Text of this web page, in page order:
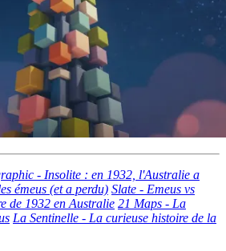
- Insolite : en 1932, l'Australie a
émeus (et a perdu) Slate - Emeus vs
de 1932 en Australie 21 Maps - La
La Sentinelle - La curieuse histoire de la